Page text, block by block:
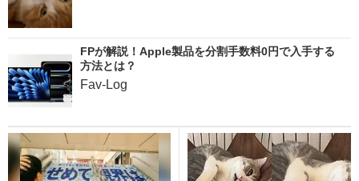
FPが解説！Apple製品を分割手数料0円で入手する
方法とは？
Fav-Log